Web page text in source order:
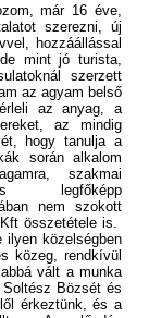
már 16 éve,
szerezni, új
hozzáállással
mint jó turista,
szerzett
az agyam belső
az anyag, a
az mindig
hogy tanulja a
során alkalom
szakmai
legfőképp
nem szokott
összetétele is.
ilyen közelségben
közeg, rendkívül
vált a munka
Bözsét és
érkeztünk, és a